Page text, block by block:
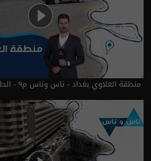
منطقة العلاوي بغداد - ناس وناس م٩ - الحلقة ٨٨ | الموسم 9